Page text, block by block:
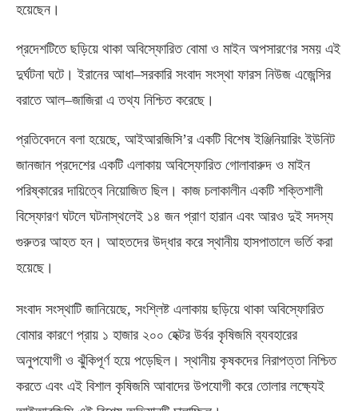
হয়েছেন।
প্রদেশটিতে ছড়িয়ে থাকা অবিস্ফোরিত বোমা ও মাইন অপসারণের সময় এই
দুর্ঘটনা ঘটে। ইরানের আধা–সরকারি সংবাদ সংস্থা ফারস নিউজ এজেন্সির
বরাতে আল–জাজিরা এ তথ্য নিশ্চিত করেছে।
প্রতিবেদনে বলা হয়েছে, আইআরজিসি’র একটি বিশেষ ইঞ্জিনিয়ারিং ইউনিট
জানজান প্রদেশের একটি এলাকায় অবিস্ফোরিত গোলাবারুদ ও মাইন
পরিষ্কারের দায়িত্বে নিয়োজিত ছিল। কাজ চলাকালীন একটি শক্তিশালী
বিস্ফোরণ ঘটলে ঘটনাস্থলেই ১৪ জন প্রাণ হারান এবং আরও দুই সদস্য
গুরুতর আহত হন। আহতদের উদ্ধার করে স্থানীয় হাসপাতালে ভর্তি করা
হয়েছে।
সংবাদ সংস্থাটি জানিয়েছে, সংশ্লিষ্ট এলাকায় ছড়িয়ে থাকা অবিস্ফোরিত
বোমার কারণে প্রায় ১ হাজার ২০০ হেক্টর উর্বর কৃষিজমি ব্যবহারের
অনুপযোগী ও ঝুঁকিপূর্ণ হয়ে পড়েছিল। স্থানীয় কৃষকদের নিরাপত্তা নিশ্চিত
করতে এবং এই বিশাল কৃষিজমি আবাদের উপযোগী করে তোলার লক্ষ্যেই